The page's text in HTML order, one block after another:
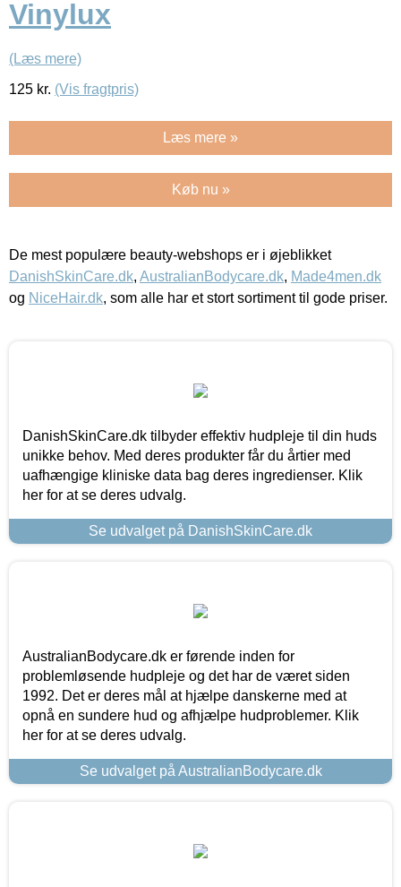
Vinylux
(Læs mere)
125 kr. (Vis fragtpris)
Læs mere »
Køb nu »
De mest populære beauty-webshops er i øjeblikket
DanishSkinCare.dk, AustralianBodycare.dk, Made4men.dk
og NiceHair.dk, som alle har et stort sortiment til gode priser.
DanishSkinCare.dk tilbyder effektiv hudpleje til din huds
unikke behov. Med deres produkter får du årtier med
uafhængige kliniske data bag deres ingredienser. Klik
her for at se deres udvalg.
Se udvalget på DanishSkinCare.dk
AustralianBodycare.dk er førende inden for
problemløsende hudpleje og det har de været siden
1992. Det er deres mål at hjælpe danskerne med at
opnå en sundere hud og afhjælpe hudproblemer. Klik
her for at se deres udvalg.
Se udvalget på AustralianBodycare.dk